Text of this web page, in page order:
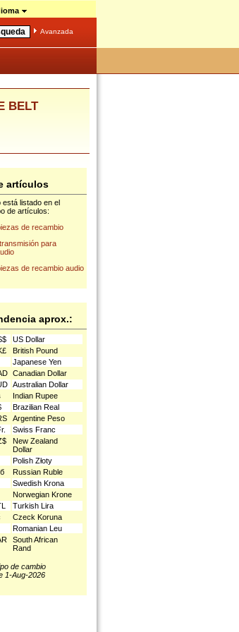
Avanzada
BELT
artículos
está listado en el
de artículos:
de recambio
para
de recambio audio
aprox.:
US Dollar
British Pound
Japanese Yen
Canadian Dollar
Australian Dollar
Indian Rupee
Brazilian Real
Argentine Peso
Swiss Franc
New Zealand
Dollar
Polish Złoty
Russian Ruble
Swedish Krona
Norwegian Krone
Turkish Lira
Czeck Koruna
Romanian Leu
South African
Rand
de cambio
1-Aug-2026